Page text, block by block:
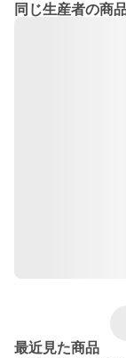
同じ生産者の商
最近見た商品